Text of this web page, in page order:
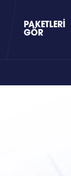
PAKETLERI
GÖR